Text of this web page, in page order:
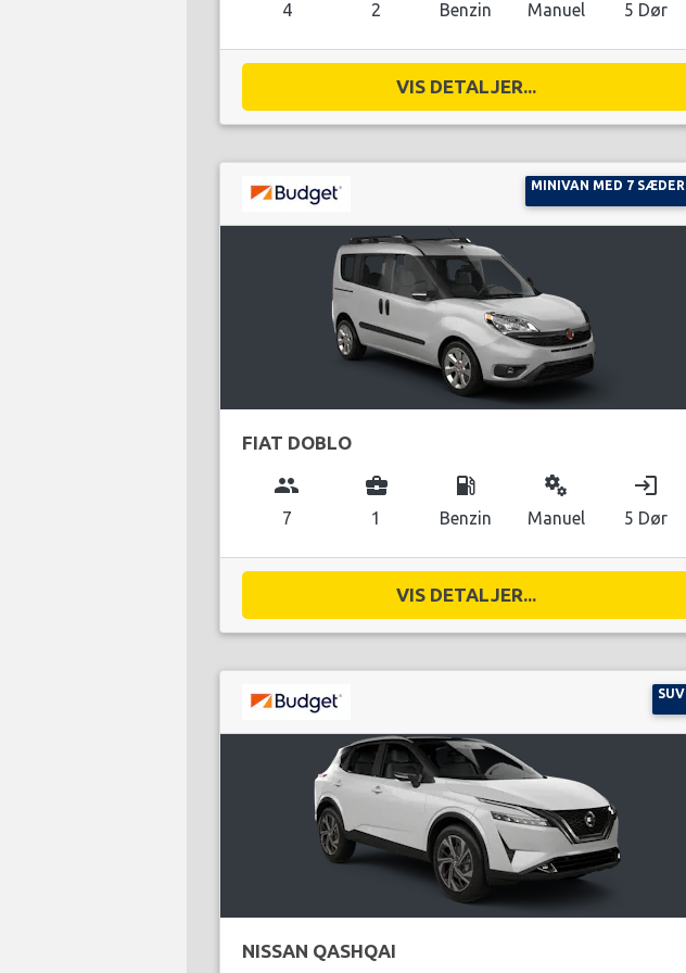
4 2 Benzin Manuel 5 Dør
VIS DETALJER...
MINIVAN MED 7 SÆDER
FIAT DOBLO
group
7
business_center
1
local_gas_station
Benzin
miscellaneous_services
Manuel
login
5 Dør
VIS DETALJER...
SUV
NISSAN QASHQAI